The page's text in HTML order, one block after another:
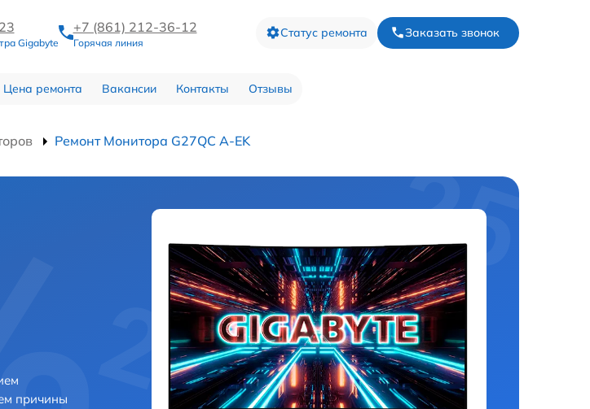
Gigabyte
+7 (861) 212-36-12
Горячая линия
Статус ремонта Заказать звонок
Цена ремонта Вакансии Контакты Отзывы
Ремонт Монитора G27QC A-EK
причины